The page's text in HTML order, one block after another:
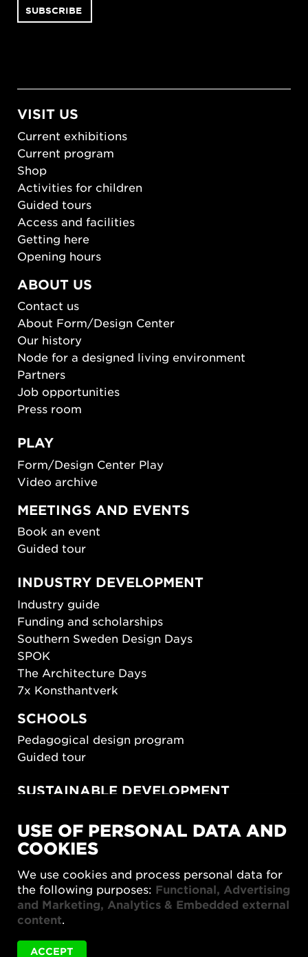
VISIT US
Current exhibitions
Current program
Shop
Activities for children
Guided tours
Access and facilities
Getting here
Opening hours
ABOUT US
Contact us
About Form/Design Center
Our history
Node for a designed living environment
Partners
Job opportunities
Press room
PLAY
Form/Design Center Play
Video archive
MEETINGS AND EVENTS
Book an event
Guided tour
INDUSTRY DEVELOPMENT
Industry guide
Funding and scholarships
Southern Sweden Design Days
SPOK
The Architecture Days
7x Konsthantverk
SCHOOLS
Pedagogical design program
Guided tour
SUSTAINABLE DEVELOPMENT
SUSTAINORDIC
Share Future Living
What Matter_s
USE OF PERSONAL DATA AND
COOKIES
We use cookies and process personal data for
the following purposes: Functional, Advertising
and Marketing, Analytics & Embedded external
content.
ACCEPT